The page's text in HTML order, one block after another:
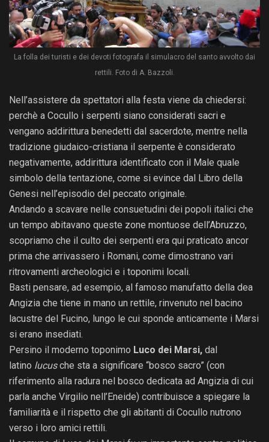
La folla dei turisti e dei devoti fotografa il simulacro del santo avvolto dai
rettili. Foto di A. Bazzoli.
Nell’assistere da spettatori alla festa viene da chiedersi:
perchè a Cocullo i serpenti siano considerati sacri e
vengano addirittura benedetti dal sacerdote, mentre nella
tradizione giudaico-cristiana il serpente è considerato
negativamente, addirittura identificato con il Male quale
simbolo della tentazione, come si evince dal Libro della
Genesi nell’episodio del peccato originale.
Andando a scavare nelle consuetudini dei popoli italici che
un tempo abitavano queste zone montuose dell’Abruzzo,
scopriamo che il culto dei serpenti era qui praticato ancor
prima che arrivassero i Romani, come dimostrano vari
ritrovamenti archeologici e i toponimi locali.
Basti pensare, ad esempio, al famoso manufatto della dea
Angizia che tiene in mano un rettile, rinvenuto nel bacino
lacustre del Fucino, lungo le cui sponde anticamente i Marsi
si erano insediati.
Persino il moderno toponimo Luco dei Marsi, dal
latino lucusche sta a significare “bosco sacro” (con
riferimento alla radura nel bosco dedicata ad Angizia di cui
parla anche Virgilio nell’Eneide) contribuisce a spiegare la
familiarità e il rispetto che gli abitanti di Cocullo nutrono
verso i loro amici rettili.